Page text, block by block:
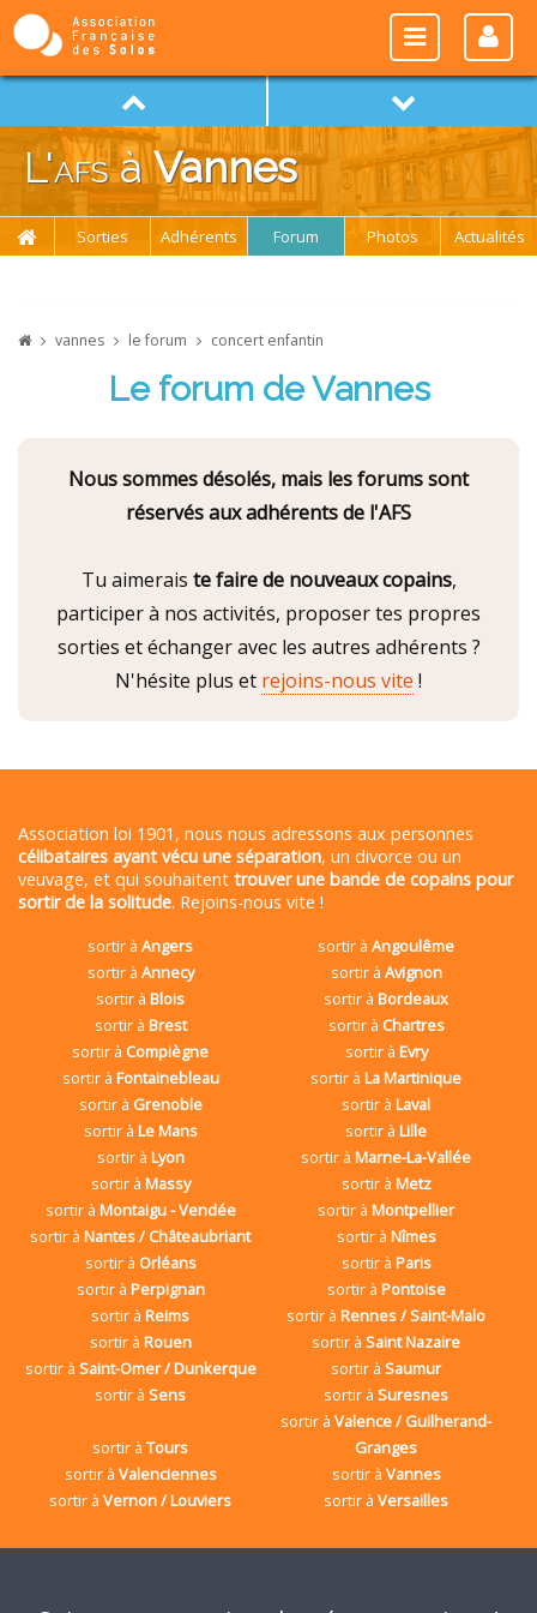
L'afsàVannes
Sorties Adhérents Forum Photos Actualités
vannes le forum concert enfantin
Le forum de Vannes
Nous sommes désolés, mais les forums sont
réservés aux adhérents de l'AFS
Tu aimerais te faire de nouveaux copains,
participer à nos activités, proposer tes propres
sorties et échanger avec les autres adhérents ?
N'hésite plus et rejoins-nous vite !
Association loi 1901, nous nous adressons aux personnes
célibataires ayant vécu une séparation, un divorce ou un
veuvage, et qui souhaitent trouver une bande de copains pour
sortir de la solitude. Rejoins-nous vite !
sortir àAngers sortir àAngoulême
sortir à Annecy sortir à Avignon
sortir àBlois sortir àBordeaux
sortir à Brest sortir à Chartres
sortir à Compiègne sortir à Evry
sortir à Fontainebleau sortir àLa Martinique
sortir à Grenoble sortir àLaval
sortir à Le Mans sortir àLille
sortir à Lyon sortir àMarne-La-Vallée
sortir à Massy sortir à Metz
sortir à Montaigu - Vendée sortir àMontpellier
sortir àNantes / Châteaubriant sortir à Nîmes
sortir à Orléans sortir à Paris
sortir à Perpignan sortir à Pontoise
sortir àReims sortir àRennes / Saint-Malo
sortir à Rouen sortir àSaint Nazaire
sortir à Saint-Omer / Dunkerque sortir àSaumur
sortir àSens sortir àSuresnes
sortir àTours
sortir àValence / Guilherand-
Granges
sortir à Valenciennes sortir à Vannes
sortir àVernon / Louviers sortir àVersailles